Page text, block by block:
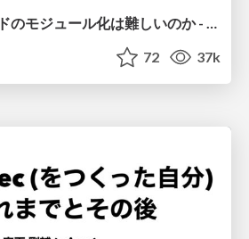
なぜインフラコードのモジュール化は難しいのか - アプリケーションコードとの本質的な違いから考える
72 37k